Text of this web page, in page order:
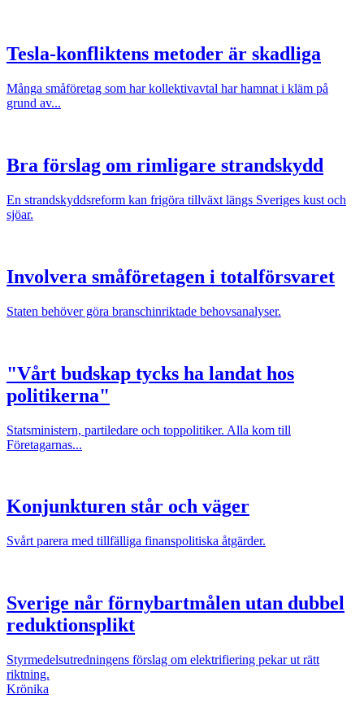
Tesla-konfliktens metoder är skadliga
Många småföretag som har kollektivavtal har hamnat i kläm på
grund av...
Bra förslag om rimligare strandskydd
En strandskyddsreform kan frigöra tillväxt längs Sveriges kust och
sjöar.
Involvera småföretagen i totalförsvaret
Staten behöver göra branschinriktade behovsanalyser.
"Vårt budskap tycks ha landat hos
politikerna"
Statsministern, partiledare och toppolitiker. Alla kom till
Företagarnas...
Konjunkturen står och väger
Svårt parera med tillfälliga finanspolitiska åtgärder.
Sverige når förnybartmålen utan dubbel
reduktionsplikt
Styrmedelsutredningens förslag om elektrifiering pekar ut rätt
riktning.
Krönika